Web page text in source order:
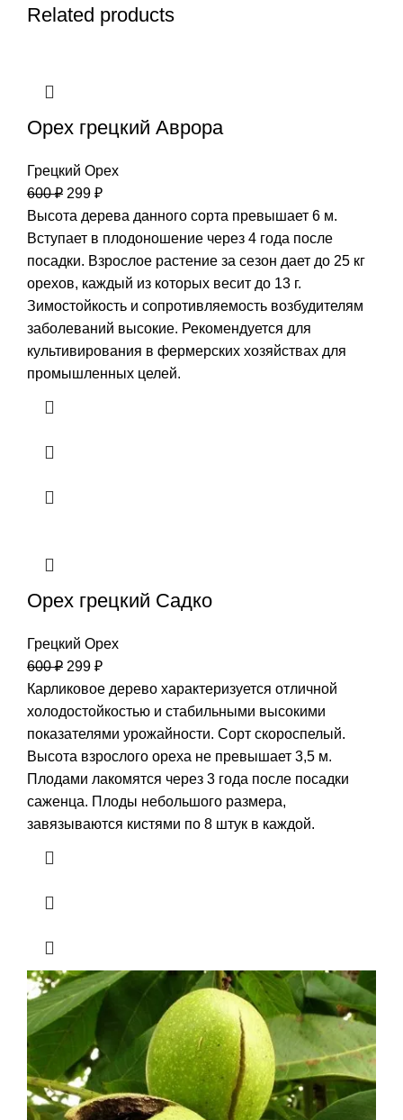
Related products
Орех грецкий Аврора
Грецкий Орех
600₽ 299 ₽
Высота дерева данного сорта превышает 6 м.
Вступает в плодоношение через 4 года после
посадки. Взрослое растение за сезон дает до 25 кг
орехов, каждый из которых весит до 13 г.
Зимостойкость и сопротивляемость возбудителям
заболеваний высокие. Рекомендуется для
культивирования в фермерских хозяйствах для
промышленных целей.
Орех грецкий Садко
Грецкий Орех
600₽ 299 ₽
Карликовое дерево характеризуется отличной
холодостойкостью и стабильными высокими
показателями урожайности. Сорт скороспелый.
Высота взрослого ореха не превышает 3,5 м.
Плодами лакомятся через 3 года после посадки
саженца. Плоды небольшого размера,
завязываются кистями по 8 штук в каждой.